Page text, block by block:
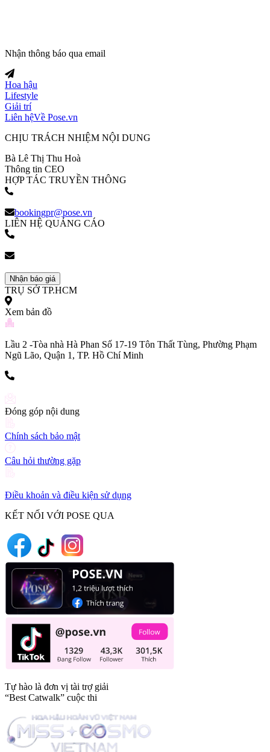
Nhận thông báo qua email
Hoa hậu
Lifestyle
Giải trí
Liên hệVề Pose.vn
CHỊU TRÁCH NHIỆM NỘI DUNG
Bà Lê Thị Thu Hoà
Thông tin CEO
HỢP TÁC TRUYỀN THÔNG
bookingpr@pose.vn
LIÊN HỆ QUẢNG CÁO
Nhận báo giá
TRỤ SỞ TP.HCM
Xem bản đồ
Lầu 2 -Tòa nhà Hà Phan Số 17-19 Tôn Thất Tùng, Phường Phạm
Ngũ Lão, Quận 1, TP. Hồ Chí Minh
Đóng góp nội dung
Chính sách bảo mật
Câu hỏi thường gặp
Điều khoản và điều kiện sử dụng
KẾT NỐI VỚI POSE QUA
Tự hào là đơn vị tài trợ giải
“Best Catwalk” cuộc thi